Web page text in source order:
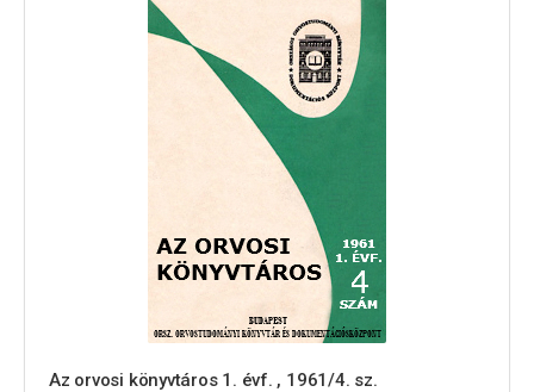
Az orvosi könyvtáros 1. évf. , 1961/4. sz.